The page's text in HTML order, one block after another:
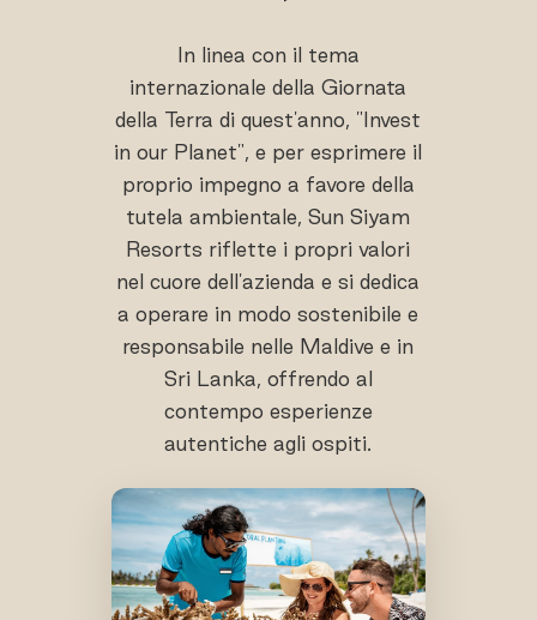
In linea con il tema
internazionale della Giornata
della Terra di quest'anno, "Invest
in our Planet", e per esprimere il
proprio impegno a favore della
tutela ambientale, Sun Siyam
Resorts riflette i propri valori
nel cuore dell'azienda e si dedica
a operare in modo sostenibile e
responsabile nelle Maldive e in
Sri Lanka, offrendo al
contempo esperienze
autentiche agli ospiti.